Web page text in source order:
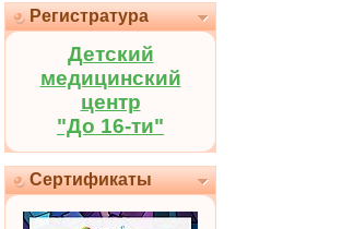
Регистратура
Детский
медицинский
центр
"До 16-ти"
Сертификаты